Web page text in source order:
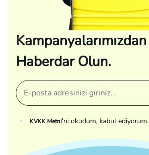
Kampanyalarımızdan
Haberdar Olun.
KVKK Metni'ni okudum, kabul ediyorum.